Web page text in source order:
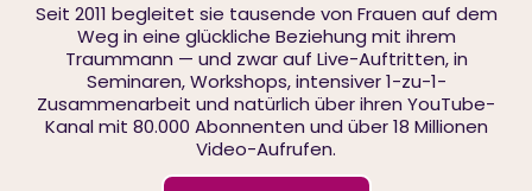
Seit 2011 begleitet sie tausende von Frauen auf dem
Weg in eine glückliche Beziehung mit ihrem
Traummann — und zwar auf Live-Auftritten, in
Seminaren, Workshops, intensiver 1-zu-1-
Zusammenarbeit und natürlich über ihren YouTube-
Kanal mit 80.000 Abonnenten und über 18 Millionen
Video-Aufrufen.